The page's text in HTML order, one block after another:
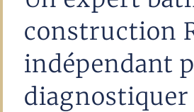
construction
indépendant
diagnostiquer